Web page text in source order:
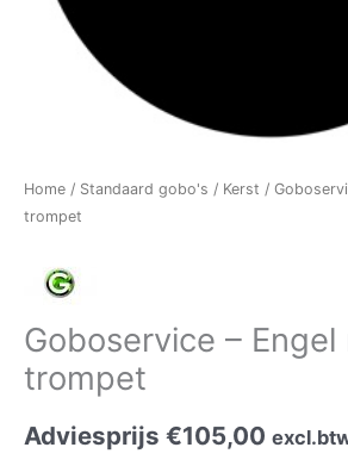
Home / Standaard gobo's / Kerst /
trompet
Goboservice – Engel
trompet
Adviesprijs €105,00